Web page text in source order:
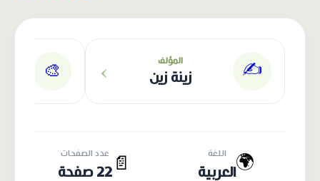
✍️ المؤلف
زينة زين ›
🎨
🌍 اللغة
العربية 📄
عدد الصفحات
22 صفحة